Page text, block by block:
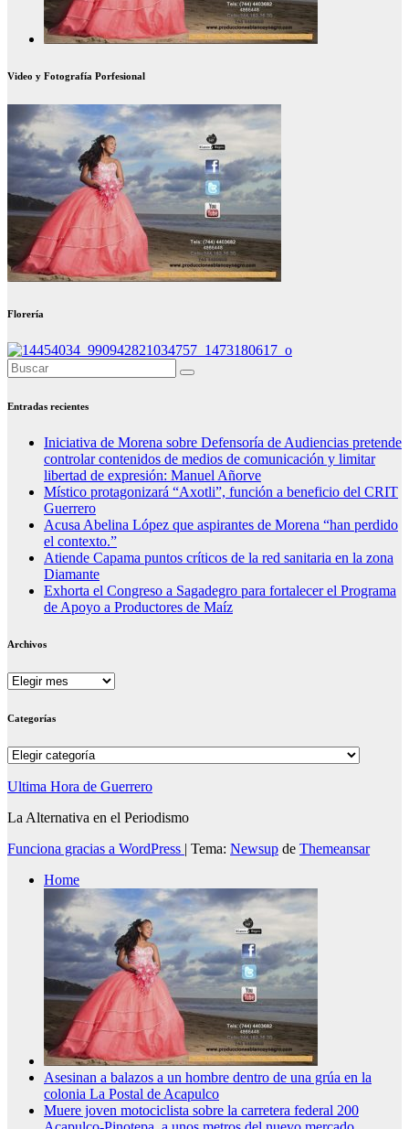
Video y Fotografía Porfesional
Florería
Entradas recientes
Iniciativa de Morena sobre Defensoría de Audiencias pretende
controlar contenidos de medios de comunicación y limitar
libertad de expresión: Manuel Añorve
Místico protagonizará “Axotli”, función a beneficio del CRIT
Guerrero
Acusa Abelina López que aspirantes de Morena “han perdido
el contexto.”
Atiende Capama puntos críticos de la red sanitaria en la zona
Diamante
Exhorta el Congreso a Sagadegro para fortalecer el Programa
de Apoyo a Productores de Maíz
Archivos
Archivos
Categorías
Categorías
Ultima Hora de Guerrero
La Alternativa en el Periodismo
Funciona gracias a WordPress | Tema: Newsup de Themeansar
Home
Asesinan a balazos a un hombre dentro de una grúa en la
colonia La Postal de Acapulco
Muere joven motociclista sobre la carretera federal 200